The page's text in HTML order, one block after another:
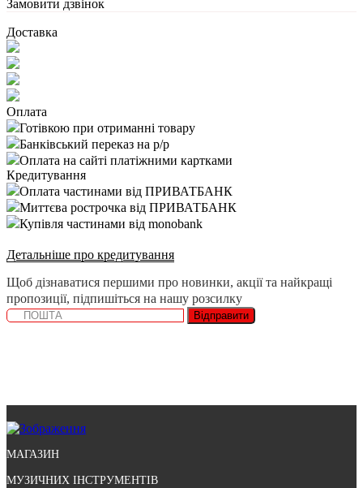
Замовити дзвінок
Доставка
Оплата
Готівкою при отриманні товару
Банківський переказ на р/р
Оплата на сайті платіжними картками
Кредитування
Оплата частинами від ПРИВАТБАНК
Миттєва рострочка від ПРИВАТБАНК
Купівля частинами від monobank
Детальніше про кредитування
Щоб дізнаватися першими про новинки, акції та найкращі
пропозиції, підпишіться на нашу розсилку
Відправити
МАГАЗИН
МУЗИЧНИХ ІНСТРУМЕНТІВ